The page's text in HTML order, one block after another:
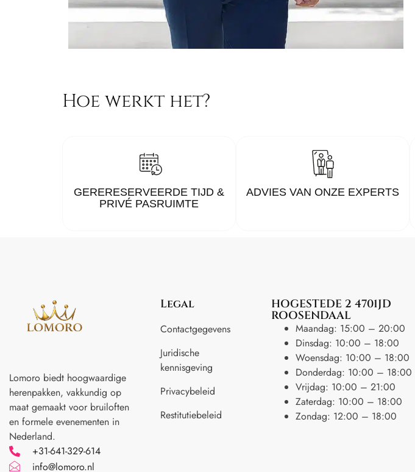
Hoe werkt het?
GERERESERVEERDE TIJD &
PRIVÉ PASRUIMTE
ADVIES VAN ONZE EXPERTS
Lomoro biedt hoogwaardige
herenpakken, vakkundig op
maat gemaakt voor bruiloften
en formele evenementen in
Nederland.
+31-641-329-614
info@lomoro.nl
Legal
Contactgegevens
Juridische
kennisgeving
Privacybeleid
Restitutiebeleid
HOGESTEDE 2 4701JD
ROOSENDAAL
Maandag: 15:00 – 20:00
Dinsdag: 10:00 – 18:00
Woensdag: 10:00 – 18:00
Donderdag: 10:00 – 18:00
Vrijdag: 10:00 – 21:00
Zaterdag: 10:00 – 18:00
Zondag: 12:00 – 18:00